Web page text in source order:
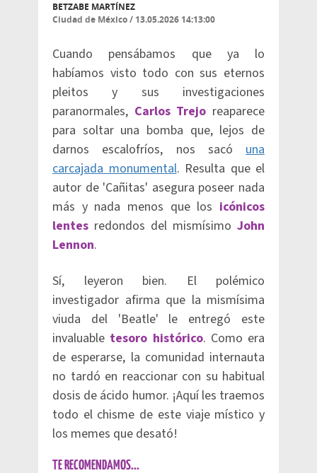
BETZABE MARTÍNEZ
Ciudad de México/ 13.05.2026 14:13:00
Cuando pensábamos que ya lo
habíamos visto todo con sus eternos
pleitos y sus investigaciones
paranormales, Carlos Trejo reaparece
para soltar una bomba que, lejos de
darnos escalofríos, nos sacó una
carcajada monumental. Resulta que el
autor de 'Cañitas' asegura poseer nada
más y nada menos que los icónicos
lentes redondos del mismísimo John
Lennon.
Sí, leyeron bien. El polémico
investigador afirma que la mismísima
viuda del 'Beatle' le entregó este
invaluable tesoro histórico. Como era
de esperarse, la comunidad internauta
no tardó en reaccionar con su habitual
dosis de ácido humor. ¡Aquí les traemos
todo el chisme de este viaje místico y
los memes que desató!
TE RECOMENDAMOS...